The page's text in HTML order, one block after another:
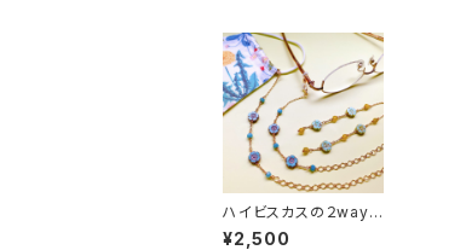
ハイビスカスの２wayグ
ラスチェーン
¥2,500